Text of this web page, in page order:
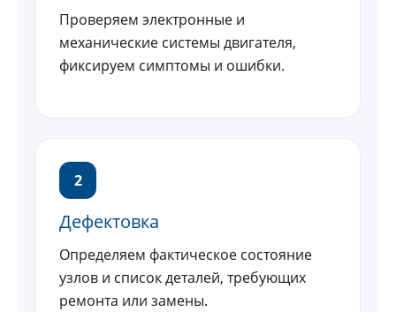
Проверяем электронные и
механические системы двигателя,
фиксируем симптомы и ошибки.
2
Дефектовка
Определяем фактическое состояние
узлов и список деталей, требующих
ремонта или замены.